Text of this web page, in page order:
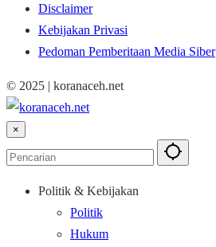
Disclaimer
Kebijakan Privasi
Pedoman Pemberitaan Media Siber
© 2025 | koranaceh.net
×
Politik & Kebijakan
Politik
Hukum